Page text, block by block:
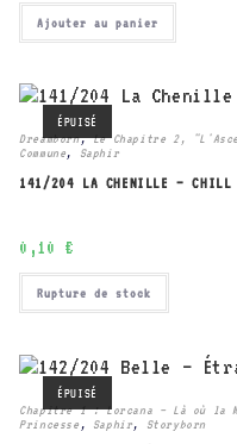
Ajouter au panier
ÉPUISÉ
Dreamborn,Le Chapitre 2,
Commune, Saphir
141/204 LA CHENILLE – CHILL
0,10 €
Rupture de stock
ÉPUISÉ
Chapitre 1 : Lorcana – Là où la
Princesse , Saphir, Storyborn